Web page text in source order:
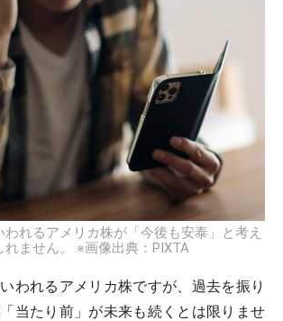
れるアメリカ株が「今後も安泰」と考え
れません。 ※画像出典：PIXTA
われるアメリカ株ですが、過去を振り
当たり前」が未来も続くとは限りませ